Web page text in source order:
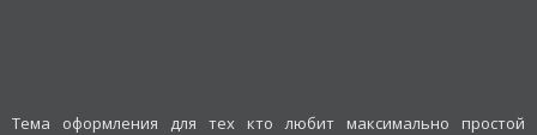
Тема оформления для тех кто любит максимально простой